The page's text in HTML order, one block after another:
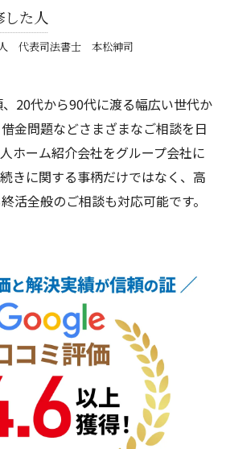
した人
人 代表司法書士 本松紳司
20代から90代に渡る幅広い世代か
金問題などさまざまなご相談を日
ホーム紹介会社をグループ会社に
きに関する事柄だけではなく、高
活全般のご相談も対応可能です。